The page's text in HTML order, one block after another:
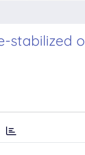
stabilized